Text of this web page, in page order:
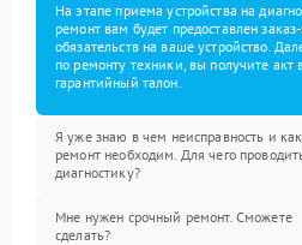
На этапе приема устройства на
ремонт вам будет предоставлен
обязательств на ваше устройство.
по ремонту техники, вы получите акт
гарантийный талон.
Я уже знаю в чем неисправность и
ремонт необходим. Для чего
диагностику?
Мне нужен срочный ремонт. Сможете
сделать?